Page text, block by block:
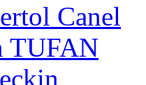
Canel
TUFAN